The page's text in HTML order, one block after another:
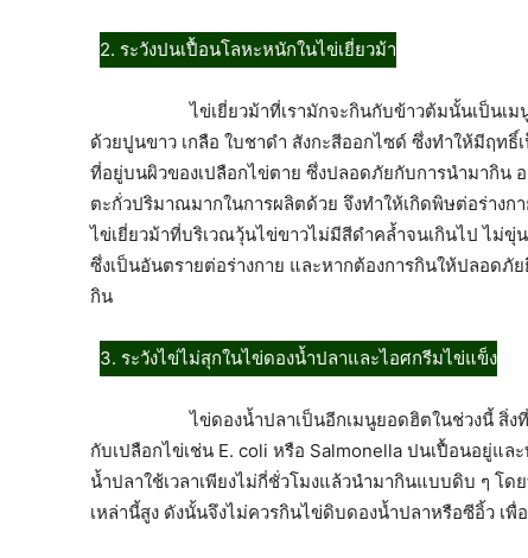
2. ระวังปนเปื้อนโลหะหนักในไข่เยี่ยวม้า
ไข่เยี่ยวม้าที่เรามักจะกินกับข้าวต้มนั้นเป็นเมนูที่มี
ด้วยปูนขาว เกลือ ใบชาดำ สังกะสีออกไซด์ ซึ่งทำให้มีฤทธิ์
ที่อยู่บนผิวของเปลือกไข่ตาย ซึ่งปลอดภัยกับการนำมากิน
ตะกั่วปริมาณมากในการผลิตด้วย จึงทำให้เกิดพิษต่อร่างก
ไข่เยี่ยวม้าที่บริเวณวุ้นไข่ขาวไม่มีสีดำคล้ำจนเกินไป ไม่
ซึ่งเป็นอันตรายต่อร่างกาย และหากต้องการกินให้ปลอด
กิน
3. ระวังไข่ไม่สุกในไข่ดองน้ำปลาและไอศกรีมไข่แข็ง
ไข่ดองน้ำปลาเป็นอีกเมนูยอดฮิตในช่วงนี้ สิ่งที่ควร
กับเปลือกไข่เช่น E. coli หรือ Salmonella ปนเปื้อนอยู่แล
น้ำปลาใช้เวลาเพียงไม่กี่ชั่วโมงแล้วนำมากินแบบดิบ ๆ โ
เหล่านี้สูง ดังนั้นจึงไม่ควรกินไข่ดิบดองน้ำปลาหรือซีอิ้ว เพื่